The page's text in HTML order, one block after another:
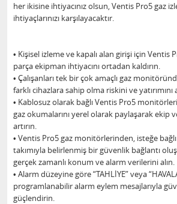
her ikisine ihtiyacınız olsun, Ventis Pro5 gaz
ihtiyaçlarınızı karşılayacaktır.
• Kişisel izleme ve kapalı alan girişi için Ventis
parça ekipman ihtiyacını ortadan kaldırın.
• Çalışanları tek bir çok amaçlı gaz
farklı cihazlara sahip olma riskini ve yatırımını
• Kablosuz olarak bağlı Ventis Pro5
gaz okumalarını yerel olarak paylaşarak ekip
artırın.
• Ventis Pro5 gaz monitörlerinden, isteğe
takımıyla belirlenmiş bir güvenlik bağlantı
gerçek zamanlı konum ve alarm verilerini alın.
• Alarm düzeyine göre “TAHLİYE” veya
programlanabilir alarm eylem mesajlarıyla
güçlendirin.